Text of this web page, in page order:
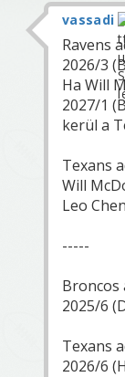
vassadi
Ravens
2026/3
Ha Will
2027/1
kerül a
Texans
Will
Leo
-----
Broncos
2025/6
Texans
2026/6